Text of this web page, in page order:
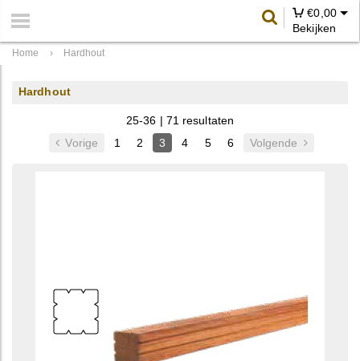
€0,00
Bekijken
Home › Hardhout
Hardhout
25-36 | 71 resultaten
Vorige
1 2 3 4 5 6 Volgende